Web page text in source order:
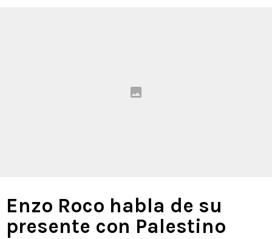
Enzo Roco habla de su
presente con Palestino